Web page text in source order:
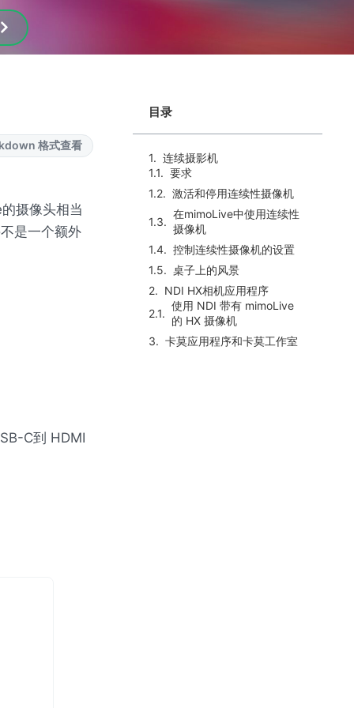
格式查看
摄像头相当
是一个额外
-C到 HDMI
目录
连续摄影机
要求
激活和停用连续性摄像机
在mimoLive中使用连续性
摄像机
控制连续性摄像机的设置
桌子上的风景
NDI HX相机应用程序
使用 NDI 带有 mimoLive
的 HX 摄像机
卡莫应用程序和卡莫工作室